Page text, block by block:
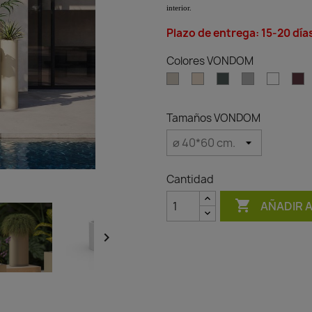

interior.
Plazo de entrega: 15-20
Colores VONDOM
Tamaños VONDOM
Cantidad
 AÑADIR